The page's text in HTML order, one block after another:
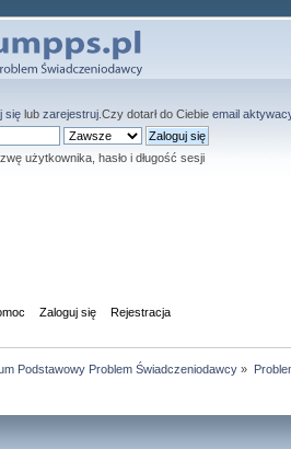
się lub zarejestruj .Czy dotarł do Ciebie email
użytkownika, hasło i długość sesji
Zaloguj się Rejestracja
Podstawowy Problem Świadczeniodawcy »